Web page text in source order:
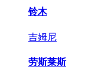
铃木
吉姆尼
劳斯莱斯